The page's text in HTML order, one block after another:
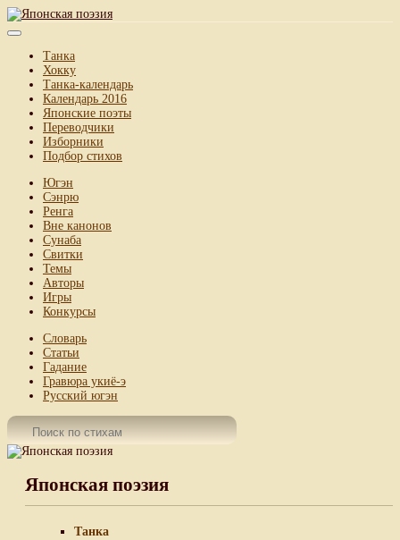
Танка
Хокку
Танка-календарь
Календарь 2016
Японские поэты
Переводчики
Изборники
Подбор стихов
Югэн
Сэнрю
Ренга
Вне канонов
Сунаба
Свитки
Темы
Авторы
Игры
Конкурсы
Словарь
Статьи
Гадание
Гравюра укиё-э
Русский югэн
Японская поэзия
Танка